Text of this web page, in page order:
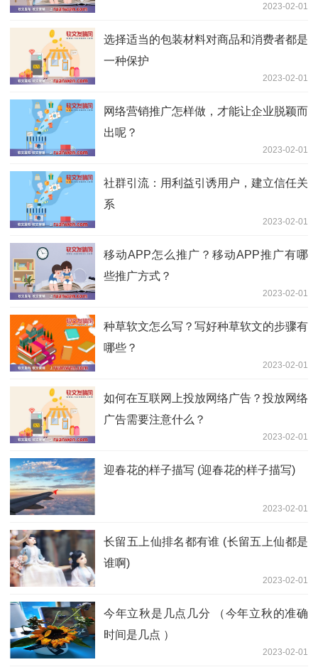
2023-02-01
选择适当的包装材料对商品和消费者都是
一种保护
2023-02-01
网络营销推广怎样做，才能让企业脱颖而
出呢？
2023-02-01
社群引流：用利益引诱用户，建立信任关
系
2023-02-01
移动APP怎么推广？移动APP推广有哪
些推广方式？
2023-02-01
种草软文怎么写？写好种草软文的步骤有
哪些？
2023-02-01
如何在互联网上投放网络广告？投放网络
广告需要注意什么？
2023-02-01
迎春花的样子描写 (迎春花的样子描写)
2023-02-01
长留五上仙排名都有谁 (长留五上仙都是
谁啊)
2023-02-01
今年立秋是几点几分 （今年立秋的准确
时间是几点 ）
2023-02-01